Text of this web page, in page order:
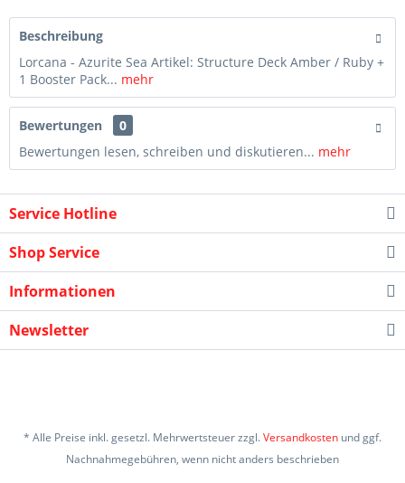
Beschreibung
Lorcana - Azurite Sea Artikel: Structure Deck Amber / Ruby +
1 Booster Pack... mehr
Bewertungen
0
Bewertungen lesen, schreiben und diskutieren... mehr
Service Hotline
Shop Service
Informationen
Newsletter
* Alle Preise inkl. gesetzl. Mehrwertsteuer zzgl.Versandkosten und ggf.
Nachnahmegebühren, wenn nicht anders beschrieben